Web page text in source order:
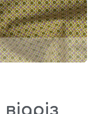
відріз